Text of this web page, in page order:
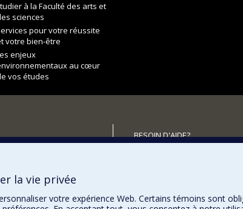
à la Faculté des arts et
sciences
pour votre réussite
votre bien-être
enjeux
au cœur
vos études
BESOIN D'AIDE?
la vie privée
votre expérience Web. Certains témoins sont